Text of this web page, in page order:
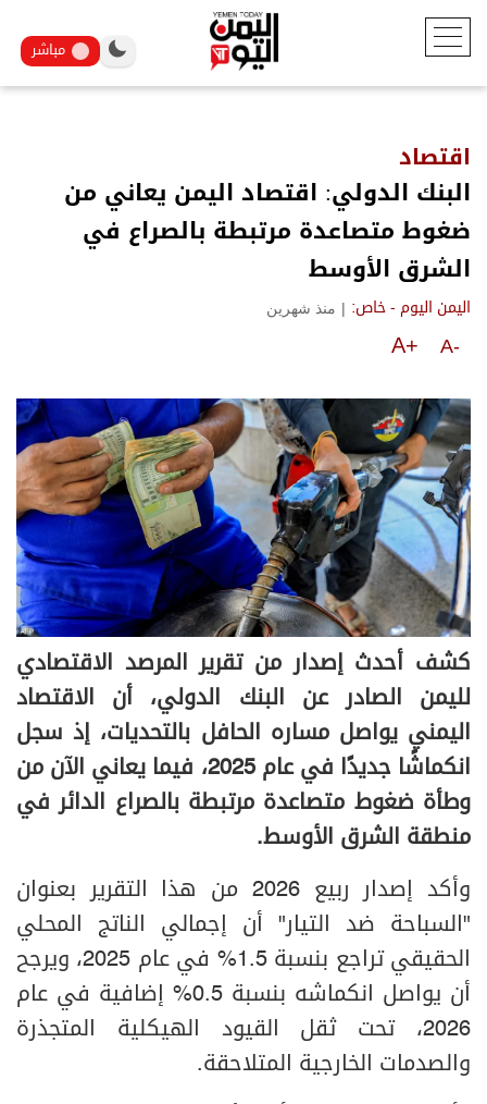
مباشر
اقتصاد
البنك الدولي: اقتصاد اليمن يعاني من
ضغوط متصاعدة مرتبطة بالصراع في
الشرق الأوسط
اليمن اليوم - خاص: | منذ شهرين
A-
A+
كشف أحدث إصدار من تقرير المرصد الاقتصادي
لليمن الصادر عن البنك الدولي، أن الاقتصاد
اليمني يواصل مساره الحافل بالتحديات، إذ سجل
انكماشًا جديدًا في عام 2025، فيما يعاني الآن من
وطأة ضغوط متصاعدة مرتبطة بالصراع الدائر في
منطقة الشرق الأوسط.
وأكد إصدار ربيع 2026 من هذا التقرير بعنوان
"السباحة ضد التيار" أن إجمالي الناتج المحلي
الحقيقي تراجع بنسبة 1.5% في عام 2025، ويرجح
أن يواصل انكماشه بنسبة 0.5% إضافية في عام
2026، تحت ثقل القيود الهيكلية المتجذرة
والصدمات الخارجية المتلاحقة.